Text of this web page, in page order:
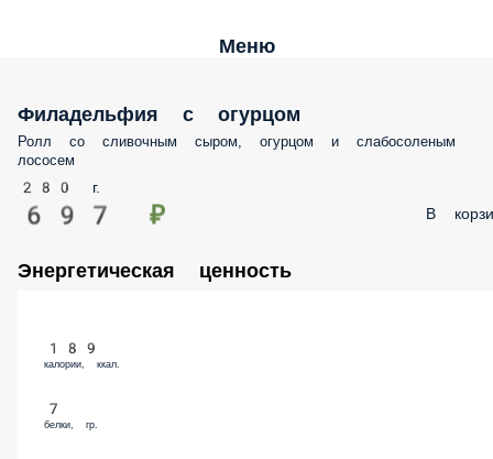
Меню
Филадельфия с огурцом
Ролл со сливочным сыром, огурцом и слабосоленым
лососем​​​​
280 г.
697 ₽ В
Энергетическая ценность
189
калории, ккал.
7
белки, гр.